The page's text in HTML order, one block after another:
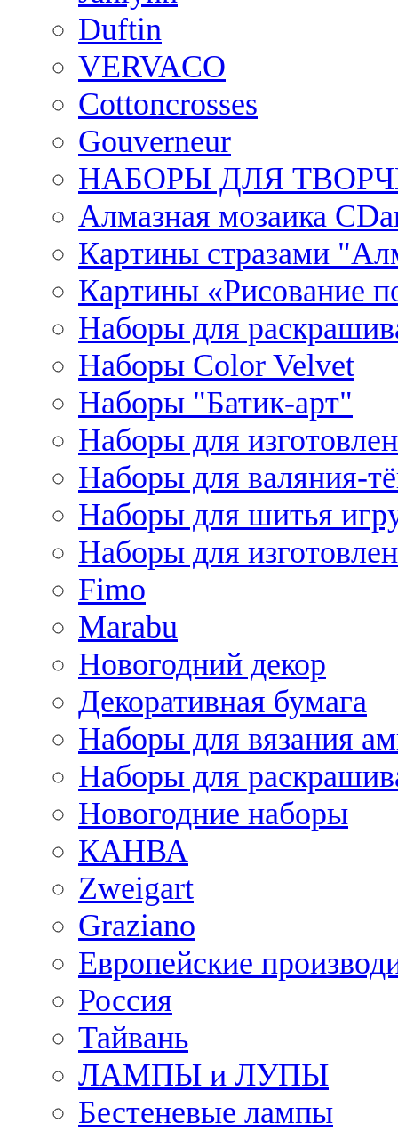
Duftin
VERVACO
Cottoncrosses
Gouverneur
НАБОРЫ ДЛЯ
Алмазная мозаика
Картины стразами
Картины «Рисование
Наборы для
Наборы Сolor Velvet
Наборы "Батик-арт"
Наборы для
Наборы для валяния-
Наборы для шитья
Наборы для
Fimo
Marabu
Новогодний декор
Декоративная бумага
Наборы для вязания
Наборы для
Новогодние наборы
КАНВА
Zweigart
Graziano
Европейские
Россия
Тайвань
ЛАМПЫ и ЛУПЫ
Бестеневые лампы